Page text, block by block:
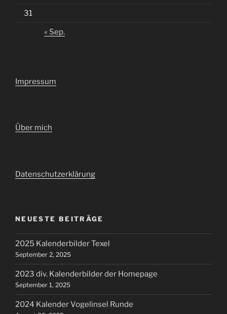
31
« Sep.
Impressum
Über mich
Datenschutzerklärung
NEUESTE BEITRÄGE
2025 Kalenderbilder Texel
September 2, 2025
2023 div. Kalenderbilder der Homepage
September 1, 2025
2024 Kalender Vogelinsel Runde